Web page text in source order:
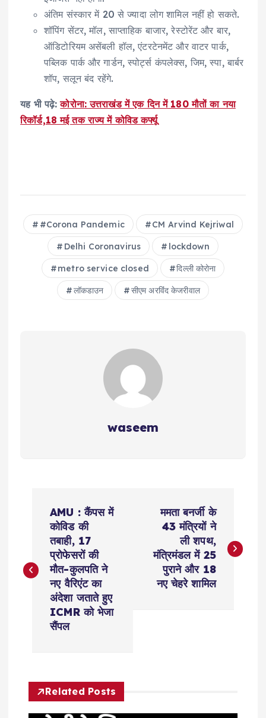
अंतिम संस्कार में 20 से ज्यादा लोग शामिल नहीं हो सकते.
शॉपिंग सेंटर, मॉल, साप्ताहिक बाजार, रेस्टोरेंट और बार,
ऑडिटोरियम असेंबली हॉल, एंटरटेनमेंट और वाटर पार्क,
पब्लिक पार्क और गार्डन, स्पोर्ट्स कंपलेक्स, जिम, स्पा, बार्बर
शॉप, सलून बंद रहेंगे.
यह भी पढ़े:कोरोना: उत्तराखंड में एक दिन में 180 मौतों का नया
रिकॉर्ड,18 मई तक राज्य में कोविड कर्फ्यू
#Corona Pandemic CM Arvind Kejriwal
Delhi Coronavirus lockdown
metro service closed दिल्ली कोरोना
लॉकडाउन सीएम अरव‍िंंद केजरीवाल
waseem
s
v
AMU : कैंपस में
कोविड की
तबाही, 17
प्रोफेसरों की
मौत-कुलपति ने
नए वैरिएंट का
अंदेशा जताते हुए
ICMR को भेजा
सैंपल
ममता बनर्जी के
43 मंत्रियों ने
ली शपथ,
मंत्रिमंडल में 25
पुराने और 18
नए चेहरे शामिल
Related Posts